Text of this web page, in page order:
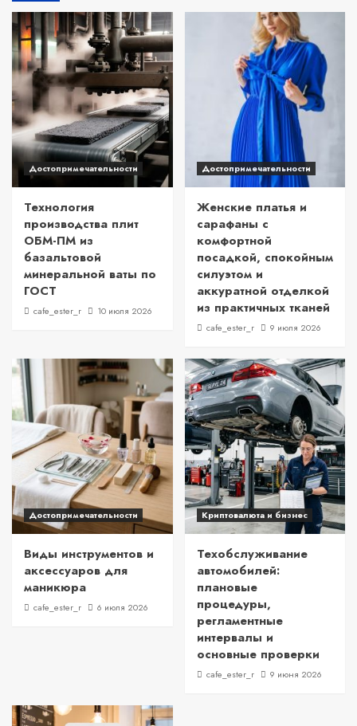
Достопримечательности
Технология
производства плит
ОБМ-ПМ из
базальтовой
минеральной ваты по
ГОСТ
cafe_ester_r 10 июля 2026
Достопримечательности
Женские платья и
сарафаны с
комфортной
посадкой, спокойным
силуэтом и
аккуратной отделкой
из практичных тканей
cafe_ester_r 9 июля 2026
Достопримечательности
Виды инструментов и
аксессуаров для
маникюра
cafe_ester_r 6 июля 2026
Криптовалюта и бизнес
Техобслуживание
автомобилей:
плановые
процедуры,
регламентные
интервалы и
основные проверки
cafe_ester_r 9 июня 2026